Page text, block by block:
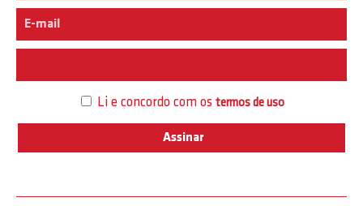
Li e concordo com os termos de uso